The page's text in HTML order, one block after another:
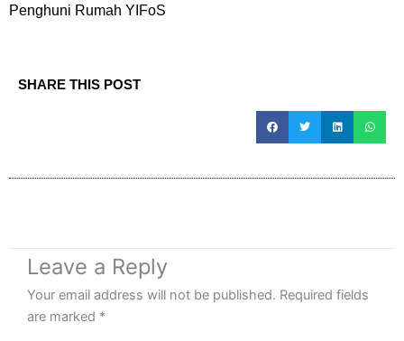
Penghuni Rumah YIFoS
SHARE THIS POST
Leave a Reply
Your email address will not be published. Required fields
are marked *